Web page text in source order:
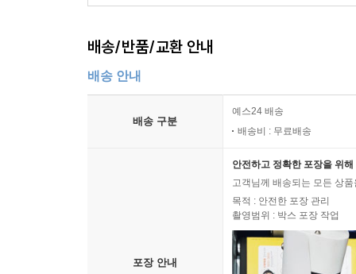
배송/반품/교환 안내
배송 안내
배송 구분
예스24 배송
배송비 : 무료배송
포장 안내
안전하고 정확한 포장을 위
고객님께 배송되는 모든 상
목적 : 안전한 포장 관리
촬영범위 : 박스 포장 작업